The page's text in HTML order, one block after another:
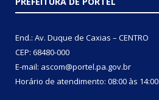
End.: Av. Duque de Caxias – CENTRO
CEP: 68480-000
E-mail: ascom@portel.pa.gov.br
Horário de atendimento: 08:00 às 14:00